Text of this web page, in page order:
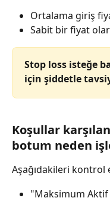
Ortalama giriş
Sabit bir fiyat
Stop loss isteğe
için şiddetle
Koşullar
botum neden
Aşağıdakileri kontrol
"Maksimum Aktif